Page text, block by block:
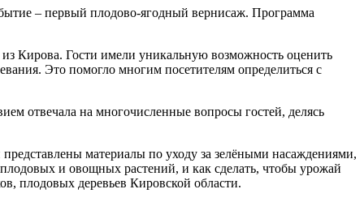
– первый плодово-ягодный вернисаж. Программа
Кирова. Гости имели уникальную возможность оценить
Это помогло многим посетителям определиться с
отвечала на многочисленные вопросы гостей, делясь
материалы по уходу за зелёными насаждениями,
и овощных растений, и как сделать, чтобы урожай
плодовых деревьев Кировской области.